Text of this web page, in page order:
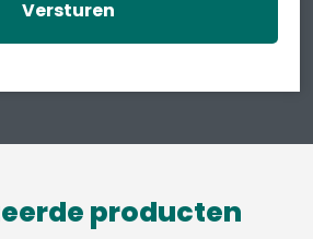
producten